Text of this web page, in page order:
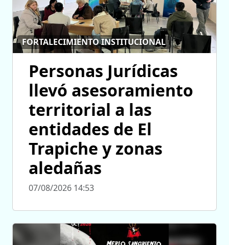
FORTALECIMIENTO INSTITUCIONAL
Personas Jurídicas
llevó asesoramiento
territorial a las
entidades de El
Trapiche y zonas
aledañas
07/08/2026 14:53